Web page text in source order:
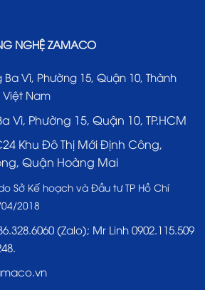
NGHỆ ZAMACO
Ba Vì, Phường 15, Quận 10, Thành
Việt Nam
Vì, Phường 15, Quận 10, TP.HCM
Khu Đô Thị Mới Định Công,
Quận Hoàng Mai
Sở Kế hoạch và Đầu tư TP Hồ Chí
2018
(Zalo); Mr Linh 0902.115.509